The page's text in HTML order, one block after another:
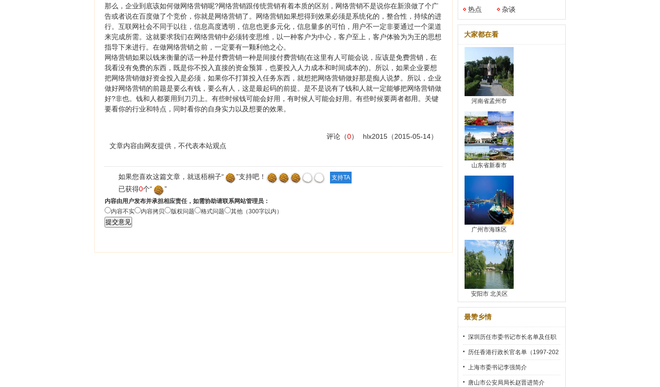
那么，企业到底该如何做网络营销呢?网络营销跟传统营销有着本质的区别，网络营销不是说你在新浪做了个广
告或者说在百度做了个竞价，你就是网络营销了。网络营销如果想得到效果必须是系统化的，整合性，持续的进
行。互联网社会不同于以往，信息高度透明，信息也更多元化，信息量多的可怕，用户不一定非要通过一个渠道
来完成所需。这就要求我们在网络营销中必须转变思维，以一种客户为中心，客户至上，客户体验为为王的思想
指导下来进行。在做网络营销之前，一定要有一颗利他之心。
网络营销如果以钱来衡量的话一种是付费营销一种是间接付费营销(在这里有人可能会说，应该是免费营销，在
我看没有免费的东西，既是你不投入直接的资金预算，也要投入人力成本和时间成本的)。所以，如果企业要想
把网络营销做好资金投入是必须，如果你不打算投入任务东西，就想把网络营销做好那是痴人说梦。所以，企业
做好网络营销的前题是要么有钱，要么有人，这是最起码的前提。是不是说有了钱和人就一定能够把网络营销做
好?非也。钱和人都要用到刀刃上。有些时候钱可能会好用，有时候人可能会好用。有些时候要两者都用。关键
要看你的行业和特点，同时看你的自身实力以及想要的效果。
hlx2015 （2015-05-14）
评论（0）
文章内容由网友提供，不代表本站观点
如果您喜欢这篇文章，就送梧桐子“
”支持吧！
已获得0个“ ”
内容由用户发布并承担相应责任，如需协助请联系网站管理员：
内容不实
内容拷贝 版权问题 格式问题 其他（300字以内）
热点
杂谈
大家都在看
河南省孟州市
山东省新泰市
广州市海珠区
安阳市 北关区
最赞乡情
深圳历任市委书记市长名单及任职
时间
历任香港行政长官名单（1997-202
2）
上海市委书记李强简介
唐山市公安局局长赵晋进简介